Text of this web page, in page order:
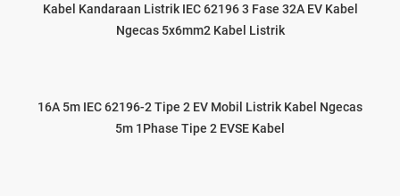
Kabel Kandaraan Listrik IEC 62196 3 Fase 32A EV Kabel
Ngecas 5x6mm2 Kabel Listrik
16A 5m IEC 62196-2 Tipe 2 EV Mobil Listrik Kabel Ngecas
5m 1Phase Tipe 2 EVSE Kabel